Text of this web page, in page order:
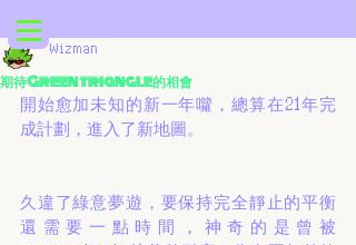
期待Green triangle的相會
Wizman
開始愈加未知的新一年囖，總算在21年完
成計劃，進入了新地圖。
久違了綠意夢遊，要保持完全靜止的平衡
還需要一點時間，神奇的是曾被